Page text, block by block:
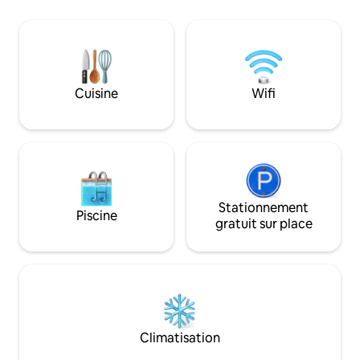
Cuisine Wifi
Piscine
Stationnement
gratuit sur place
Climatisation